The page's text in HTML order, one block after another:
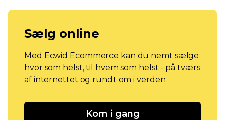
Sælg online
Med Ecwid Ecommerce kan du nemt sælge
hvor som helst, til hvem som helst - på tværs
af internettet og rundt om i verden.
Kom i gang